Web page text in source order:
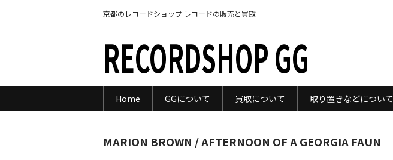
京都のレコードショップ レコードの販売と買取
RECORDSHOP GG
Home GGについて 買取について 取り置きなどについて
MARION BROWN / AFTERNOON OF A GEORGIA FAUN